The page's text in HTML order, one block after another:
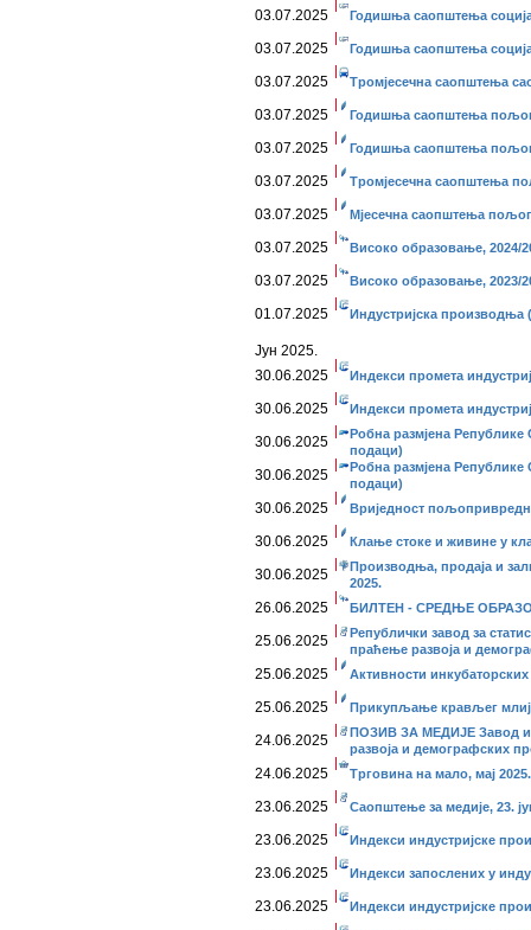
03.07.2025 Годишња саопштења
03.07.2025 Годишња саопштења
03.07.2025 Тромјесечна саопштења
03.07.2025 Годишња саопштења
03.07.2025 Годишња саопштења
03.07.2025 Тромјесечна саопштења
03.07.2025 Мјесечна саопштења
03.07.2025 Високо образовање, 2024/
03.07.2025 Високо образовање, 2023/
01.07.2025 Индустријска производња
Јун 2025.
30.06.2025
Индекси промета
30.06.2025 Индекси промета
30.06.2025
Робна размјена Републике
подаци)
30.06.2025
Робна размјена Републике
подаци)
30.06.2025 Вриједност
30.06.2025 Клање стоке и живине у
30.06.2025
Производња, продаја и
2025.
26.06.2025 БИЛТЕН - СРЕДЊЕ
25.06.2025
Републички завод за
праћење развоја и
25.06.2025 Активности инкубаторских
25.06.2025 Прикупљање крављег
24.06.2025
ПОЗИВ ЗА МЕДИЈЕ Завод и
развоја и демографских
24.06.2025 Трговина на мало, мај 2025.
23.06.2025 Саопштење за медије, 23.
23.06.2025 Индекси индустријске
23.06.2025 Индекси запослених у
23.06.2025 Индекси индустријске